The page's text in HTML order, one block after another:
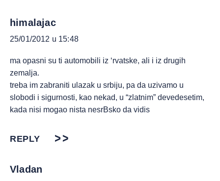
himalajac
25/01/2012 u 15:48
ma opasni su ti automobili iz ‘rvatske, ali i iz drugih
zemalja.
treba im zabraniti ulazak u srbiju, pa da uzivamo u
slobodi i sigurnosti, kao nekad, u “zlatnim” devedesetim,
kada nisi mogao nista nesrBsko da vidis
REPLY
Vladan